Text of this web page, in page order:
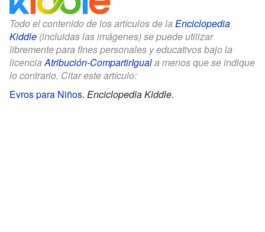
Todo el contenido de los artículos de la Enciclopedia
Kiddle (incluidas las imágenes) se puede utilizar
libremente para fines personales y educativos bajo la
licenciaAtribución-CompartirIguala menos que se indique
lo contrario. Citar este artículo:
Evros para Niños. Enciclopedia Kiddle.